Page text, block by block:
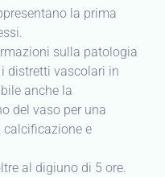
la prima
sulla patologia
distretti vascolari in
anche la
del vaso per una
calcificazione e
al digiuno di 5 ore.